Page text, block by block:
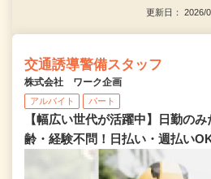
更新日：
交通誘導警備スタッフ
株式会社 ワーク企画
アルバイト パート
【幅広い世代が活躍中】日勤の
齢・経験不問！日払い・週払い